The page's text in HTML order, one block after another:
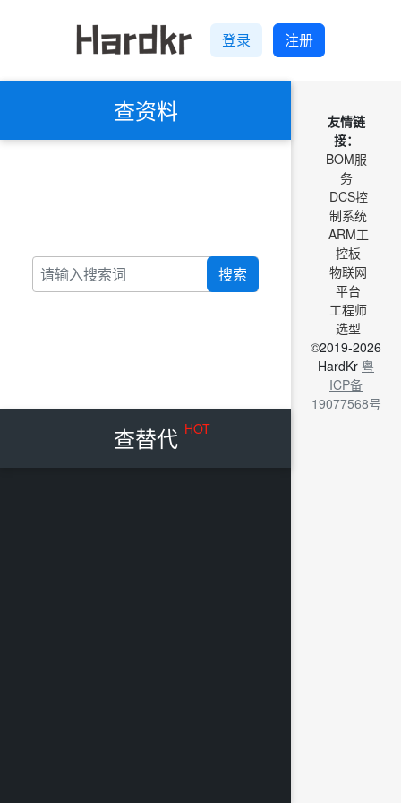
登录 注册
查资料
搜索
查替代 HOT
友情链
接：
BOM服
务
DCS控
制系统
ARM工
控板
物联网
平台
工程师
选型
©2019-2026
HardKr 粤
ICP备
19077568号